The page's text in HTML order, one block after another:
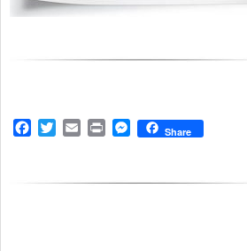
Facebook
TwitterEmailPrintMessenger
Share